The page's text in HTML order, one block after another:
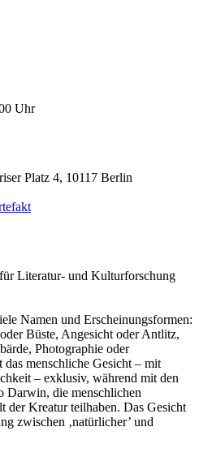
Uhr
Platz 4, 10117 Berlin
Literatur- und Kulturforschung
Namen und Erscheinungsformen:
Büste, Angesicht oder Antlitz,
Photographie oder
das menschliche Gesicht – mit
– exklusiv, während mit den
Darwin, die menschlichen
der Kreatur teilhaben. Das Gesicht
zwischen ‚natürlicher’ und